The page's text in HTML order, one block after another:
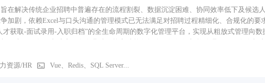
在解决传统企业招聘中普遍存在的流程割裂、数据沉淀困难、协同效率低下及候选
加剧，依赖Excel与口头沟通的管理模式已无法满足对招聘过程精细化、合规化的
才获取-面试录用-入职归档”的全生命周期的数字化管理平台，实现从粗放式管理向
了以下核心路径：企业完成入驻与认证后发布招聘职位 → 候选人通过小程序注册
资源/HR Vue、Redis、SQL Server...